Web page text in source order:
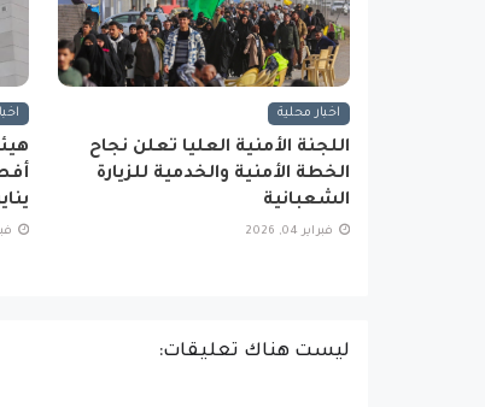
اخبار محلية
اللجنة الأمنية العليا تعلن نجاح
الخطة الأمنية والخدمية للزيارة
الشعبانية
فبراير 04, 2026
ليست هناك تعليقات: